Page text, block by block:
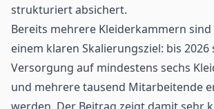
strukturiert absichert.
Bereits mehrere Kleiderkammern sind
einem klaren Skalierungsziel: bis 2026
Versorgung auf mindestens sechs
und mehrere tausend Mitarbeitende